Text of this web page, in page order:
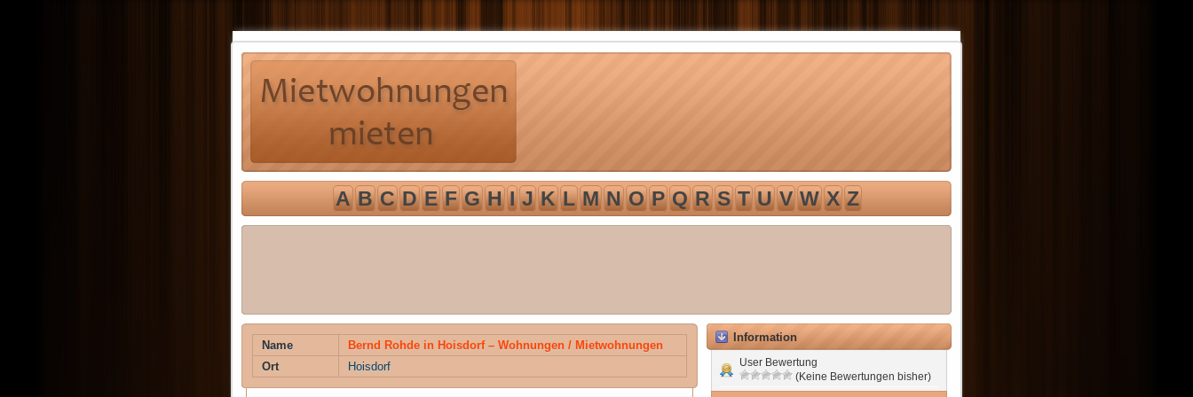
A B C D E F G H I J K L M N O P Q R S T U V W X Z
Name
Bernd Rohde in Hoisdorf – Wohnungen / Mietwohnungen
Ort
Hoisdorf
Information
User Bewertung
(Keine Bewertungen bisher)